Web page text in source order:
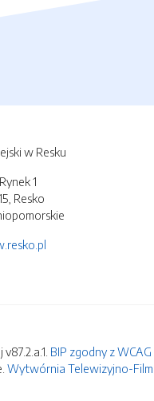
w Resku
1
Resko
BIP zgodny z WCAG
Wytwórnia Telewizyjno-